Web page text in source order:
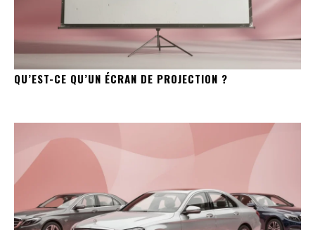
QU’EST-CE QU’UN ÉCRAN DE PROJECTION ?